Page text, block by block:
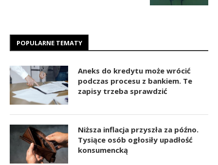
POPULARNE TEMATY
Aneks do kredytu może wrócić
podczas procesu z bankiem. Te
zapisy trzeba sprawdzić
Niższa inflacja przyszła za późno.
Tysiące osób ogłosiły upadłość
konsumencką